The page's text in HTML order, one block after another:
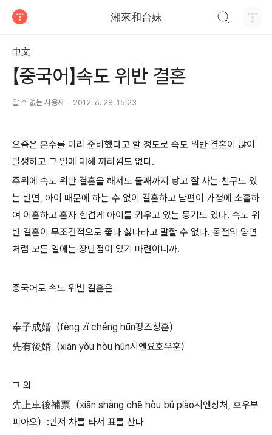
湘來和台妹
中文
【중국어】속도 위반 결혼
알 수 없는 사용자 2012. 6. 28. 15:23
요즘은 혼수를 미리 준비했다고 할 정도로 속도 위반 결혼이 많이
발생하고 그 일에 대해 꺼리낌도 없다.
주위에 속도 위반 결혼을 해서도 둘째까지 낳고 잘 사는 친구도 있
는 반면, 아이 때문에 하는 수 없이 결혼하고 남편이 가정에 소홀하
여 이혼하고 혼자 힘겹게 아이를 키우고 있는 동기도 있다. 속도 위
반 결혼이 무조건적으로 좋다 싫다라고 말할 수 없다. 동전의 양면
처럼 모든 일에는 장단점이 있기 마련이니까.
중국어로 속도 위반 결혼은
奉子成婚（fèng zǐ chéng hūn펑즈청훈）
先有後婚（xiān yǒu hòu hūn시엔요호우훈）
그 외
先上車後補票（xiān shàng chē hòu bǔ piào시엔상처, 호우부
피아오）:먼저 차를 타서 표를 산다